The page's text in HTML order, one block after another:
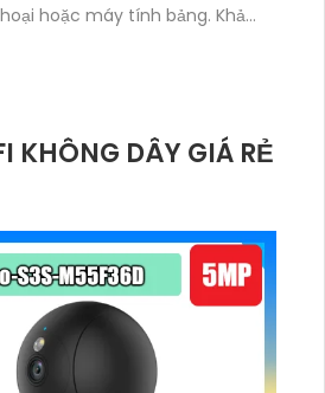
hoặc máy tính bảng. Khả
KHÔNG DÂY GIÁ RẺ